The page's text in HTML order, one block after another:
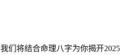
们将结合命理八字为你揭开2025